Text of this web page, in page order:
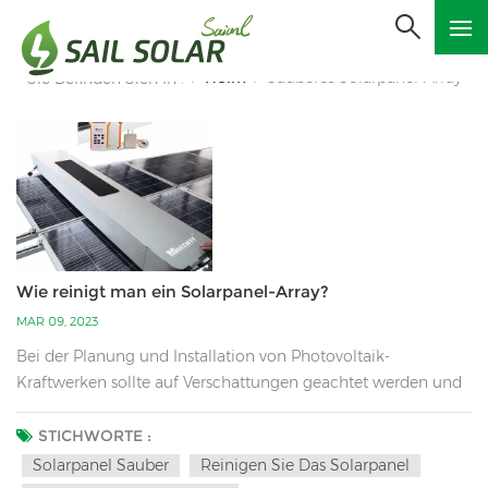
Sie Befinden Sich In : Heim Sauberes Solarpanel-Array
Wie reinigt man ein Solarpanel-Array?
MAR 09, 2023
Bei der Planung und Installation von Photovoltaik-
Kraftwerken sollte auf Verschattungen geachtet werden und
dem späteren Betrieb und der Wartung mehr
Aufmerksamkeit geschenkt werden. Für den langfristigen
Betrieb von Photovoltaik-Stromerzeugungssystemen hat die
STICHWORTE :
Solarpanel Sauber
Reinigen Sie Das Solarpanel